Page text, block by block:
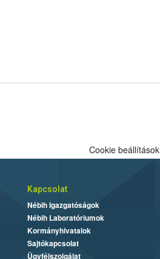
Cookie beállítások
Kapcsolat
Nébih Igazgatóságok
Nébih Laboratóriumok
Kormányhivatalok
Sajtókapcsolat
Ügyfélszolgálat